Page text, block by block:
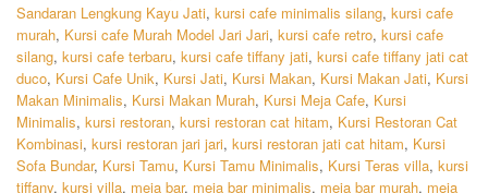
Sandaran Lengkung Kayu Jati, kursi cafe minimalis silang, kursi cafe
murah, Kursi cafe Murah Model Jari Jari, kursi cafe retro, kursi cafe
silang, kursi cafe terbaru, kursi cafe tiffany jati, kursi cafe tiffany jati cat
duco, Kursi Cafe Unik, Kursi Jati, Kursi Makan, Kursi Makan Jati, Kursi
Makan Minimalis, Kursi Makan Murah, Kursi Meja Cafe, Kursi
Minimalis, kursi restoran, kursi restoran cat hitam, Kursi Restoran Cat
Kombinasi, kursi restoran jari jari, kursi restoran jati cat hitam, Kursi
Sofa Bundar, Kursi Tamu, Kursi Tamu Minimalis, Kursi Teras villa, kursi
tiffany, kursi villa, meja bar, meja bar minimalis, meja bar murah, meja